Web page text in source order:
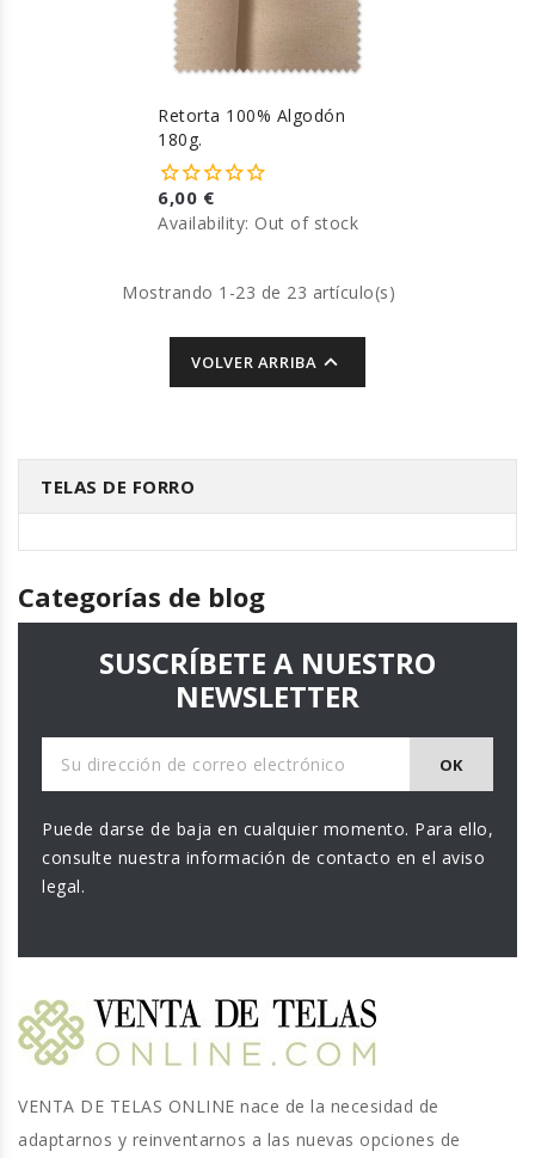
Retorta 100% Algodón
180g.
6,00 €
Availability: Out of stock
Mostrando 1-23 de 23 artículo(s)
VOLVER ARRIBA 
TELAS DE FORRO
Categorías de blog
SUSCRÍBETE A NUESTRO
NEWSLETTER
Puede darse de baja en cualquier momento. Para ello,
consulte nuestra información de contacto en el aviso
legal.
VENTA DE TELAS ONLINE nace de la necesidad de
adaptarnos y reinventarnos a las nuevas opciones de